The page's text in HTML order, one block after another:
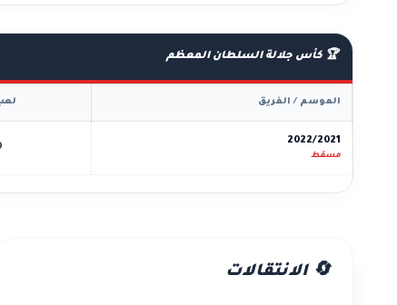
🏆 كأس جلالة السلطان المعظم
الموسم / الفريق
2022/2021
مسقط
🔄 الانتقالات